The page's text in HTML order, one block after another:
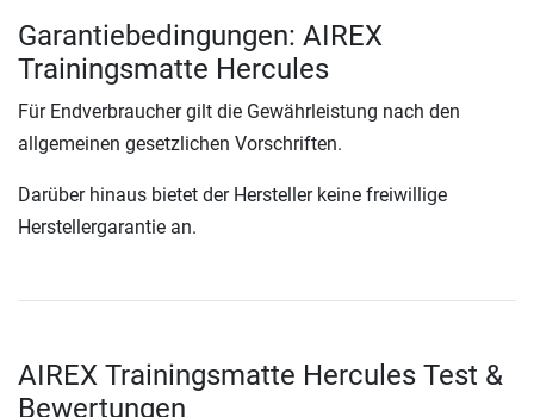
Garantiebedingungen: AIREX
Trainingsmatte Hercules
Für Endverbraucher gilt die Gewährleistung nach den
allgemeinen gesetzlichen Vorschriften.
Darüber hinaus bietet der Hersteller keine freiwillige
Herstellergarantie an.
AIREX Trainingsmatte Hercules Test &
Bewertungen